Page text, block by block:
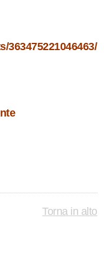
363475221046463/
Torna in alto